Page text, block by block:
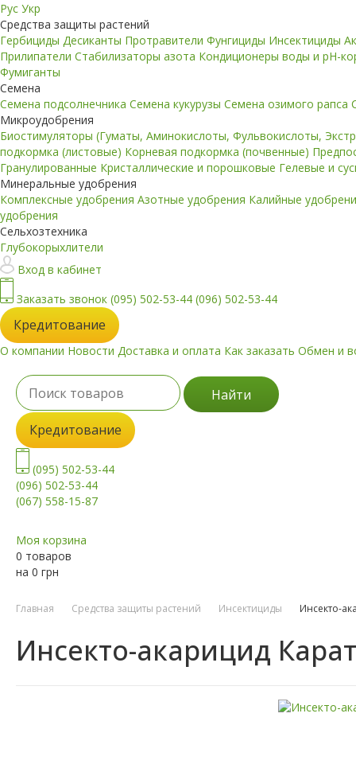
Рус Укр
Средства защиты растений
Гербициды Десиканты Протравители Фунгициды Инсектициды
Прилипатели Стабилизаторы азота Кондиционеры воды и pH-
Фумиганты
Семена
Семена подсолнечника Семена кукурузы Семена озимого рапса
Микроудобрения
Биостимуляторы (Гуматы, Аминокислоты, Фульвокислоты,
подкормка (листовые) Корневая подкормка (почвенные)
Гранулированные Кристаллические и порошковые Гелевые и
Минеральные удобрения
Комплексные удобрения Азотные удобрения Калийные
удобрения
Сельхозтехника
Глубокорыхлители
Вход в кабинет
Заказать звонок (095) 502-53-44 (096) 502-53-44
Кредитование
О компании Новости Доставка и оплата Как заказать Обмен и
Найти
Кредитование
(095) 502-53-44
(096) 502-53-44
(067) 558-15-87
Моя корзина
0 товаров
на 0 грн
Главная Средства защиты растений Инсектициды Инсекто-
Инсекто-акарицид